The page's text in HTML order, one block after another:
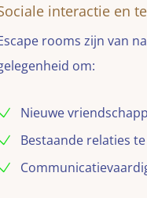
interactie en
rooms zijn van
om:
Nieuwe
Bestaande relaties